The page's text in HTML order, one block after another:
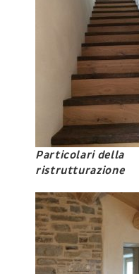
Particolari della
ristrutturazione